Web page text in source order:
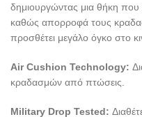
δημιουργώντας μια θήκη που
καθώς απορροφά τους
προσθέτει μεγάλο όγκο στο
Air Cushion Technology:
κραδασμών από πτώσεις.
Military Drop Tested: